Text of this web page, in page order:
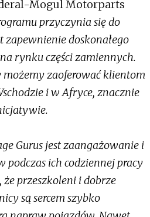
Mogul Motorparts
przyczynia się do
zapewnienie doskonałego
rynku części zamiennych.
zaoferować klientom
i w Afryce, znacznie
Gurus jest zaangażowanie i
podczas ich codziennej pracy
przeszkoleni i dobrze
są sercem szybko